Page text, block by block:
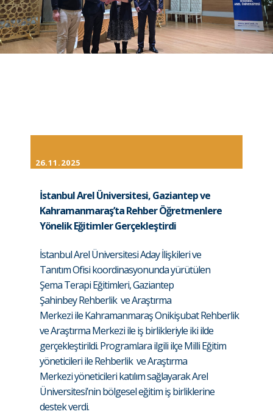
26.11.2025
İstanbul Arel Üniversitesi, Gaziantep ve
Kahramanmaraş’ta Rehber Öğretmenlere
Yönelik Eğitimler Gerçekleştirdi
İstanbul Arel Üniversitesi Aday İlişkileri ve
Tanıtım Ofisi koordinasyonunda yürütülen
Şema Terapi Eğitimleri, Gaziantep
Şahinbey Rehberlik ve Araştırma
Merkezi ile Kahramanmaraş Onikişubat Rehberlik
ve Araştırma Merkezi ile iş birlikleriyle iki ilde
gerçekleştirildi. Programlara ilgili ilçe Milli Eğitim
yöneticileri ile Rehberlik ve Araştırma
Merkezi yöneticileri katılım sağlayarak Arel
Üniversitesi’nin bölgesel eğitim iş birliklerine
destek verdi.